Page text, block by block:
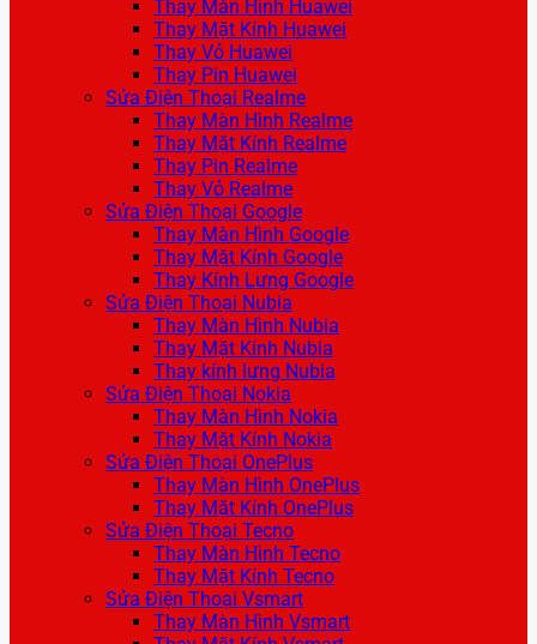
Thay Màn Hình Huawei
Thay Mặt Kính Huawei
Thay Vỏ Huawei
Thay Pin Huawei
Sửa Điện Thoại Realme
Thay Màn Hình Realme
Thay Mặt Kính Realme
Thay Pin Realme
Thay Vỏ Realme
Sửa Điện Thoại Google
Thay Màn Hình Google
Thay Mặt Kính Google
Thay Kính Lưng Google
Sửa Điện Thoại Nubia
Thay Màn Hình Nubia
Thay Mặt Kính Nubia
Thay kính lưng Nubia
Sửa Điện Thoại Nokia
Thay Màn Hình Nokia
Thay Mặt Kính Nokia
Sửa Điện Thoại OnePlus
Thay Màn Hình OnePlus
Thay Mặt Kính OnePlus
Sửa Điện Thoại Tecno
Thay Màn Hình Tecno
Thay Mặt Kính Tecno
Sửa Điện Thoại Vsmart
Thay Màn Hình Vsmart